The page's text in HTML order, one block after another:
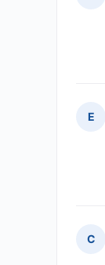
E
C